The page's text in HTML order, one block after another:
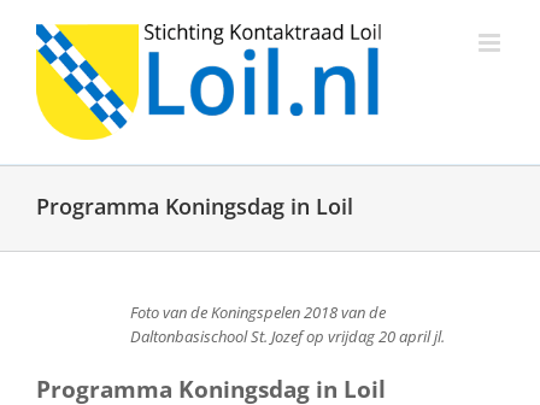
inhoud
Programma Koningsdag in Loil
Foto van de Koningspelen 2018 van de
Daltonbasischool St. Jozef op vrijdag 20 april jl.
Programma Koningsdag in Loil